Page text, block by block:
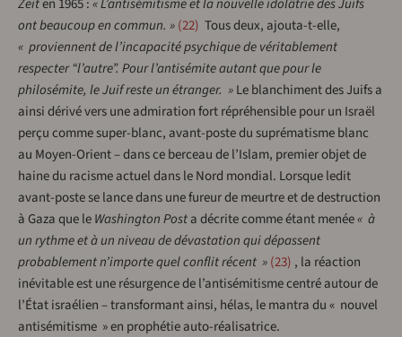
ont beaucoup en commun. » 22 Tous deux, ajouta-t-elle,
« proviennent de l’incapacité psychique de véritablement
respecter “l’autre”. Pour l’antisémite autant que pour le
philosémite, le Juif reste un étranger. »Le blanchiment des Juifs a
ainsi dérivé vers une admiration fort répréhensible pour un Israël
perçu comme super-blanc, avant-poste du suprématisme blanc
au Moyen-Orient – dans ce berceau de l’Islam, premier objet de
haine du racisme actuel dans le Nord mondial. Lorsque ledit
avant-poste se lance dans une fureur de meurtre et de destruction
à Gaza que leWashington Posta décrite comme étant menée« à
un rythme et à un niveau de dévastation qui dépassent
probablement n’importe quel conflit récent » 23 , la réaction
inévitable est une résurgence de l’antisémitisme centré autour de
l’État israélien – transformant ainsi, hélas, le mantra du « nouvel
antisémitisme » en prophétie auto-réalisatrice.